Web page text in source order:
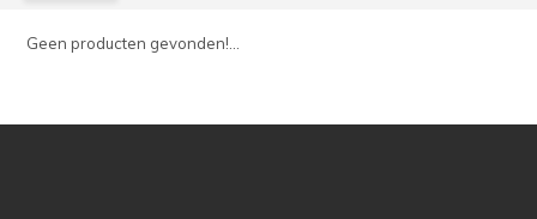
Geen producten gevonden!...